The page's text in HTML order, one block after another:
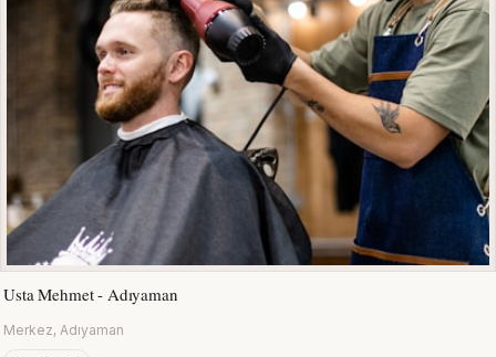
Usta Mehmet - Adıyaman
Merkez, Adıyaman